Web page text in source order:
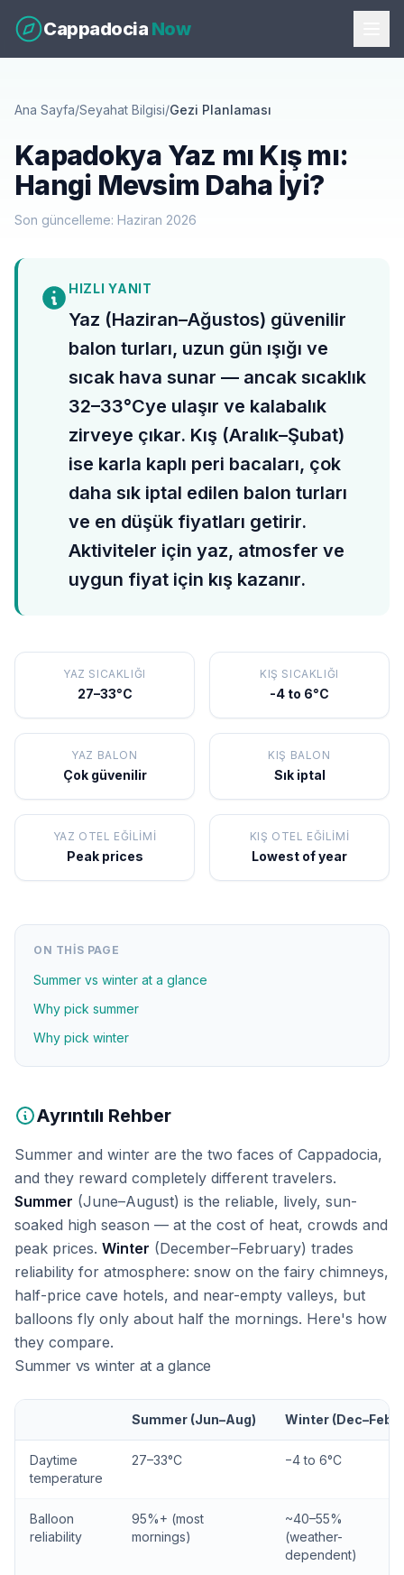
Cappadocia Now
Ana Sayfa/Seyahat Bilgisi/Gezi Planlaması
Kapadokya Yaz mı Kış mı:
Hangi Mevsim Daha İyi?
Son güncelleme: Haziran 2026
HIZLI YANIT
Yaz (Haziran–Ağustos) güvenilir
balon turları, uzun gün ışığı ve
sıcak hava sunar — ancak sıcaklık
32–33°Cye ulaşır ve kalabalık
zirveye çıkar. Kış (Aralık–Şubat)
ise karla kaplı peri bacaları, çok
daha sık iptal edilen balon turları
ve en düşük fiyatları getirir.
Aktiviteler için yaz, atmosfer ve
uygun fiyat için kış kazanır.
YAZ SICAKLIĞI
27–33°C
KIŞ SICAKLIĞI
-4 to 6°C
YAZ BALON
Çok güvenilir
KIŞ BALON
Sık iptal
YAZ OTEL EĞILIMI
Peak prices
KIŞ OTEL EĞILIMI
Lowest of year
ON THIS PAGE
Summer vs winter at a glance
Why pick summer
Why pick winter
Ayrıntılı Rehber
Summer and winter are the two faces of Cappadocia,
and they reward completely different travelers.
Summer (June–August) is the reliable, lively, sun-
soaked high season — at the cost of heat, crowds and
peak prices. Winter (December–February) trades
reliability for atmosphere: snow on the fairy chimneys,
half-price cave hotels, and near-empty valleys, but
balloons fly only about half the mornings. Here's how
they compare.
Summer vs winter at a glance
Summer (Jun–Aug) Winter (Dec–Feb)
Daytime
temperature
27–33°C −4 to 6°C
Balloon
reliability
95%+ (most
mornings)
~40–55%
(weather-
dependent)